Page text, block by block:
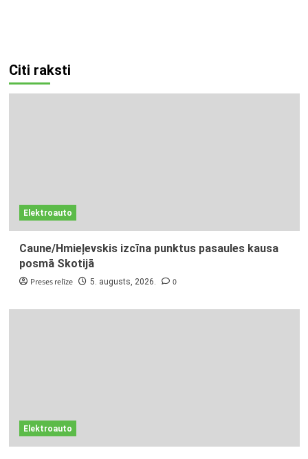
Citi raksti
Elektroauto
Caune/Hmieļevskis izcīna punktus pasaules kausa
posmā Skotijā
Preses relīze 5. augusts, 2026. 0
Elektroauto